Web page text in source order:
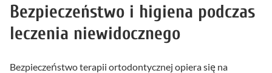
Bezpieczeństwo i higiena podczas
leczenia niewidocznego
Bezpieczeństwo terapii ortodontycznej opiera się na